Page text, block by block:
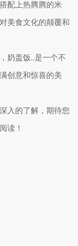
配上热腾腾的米
美食文化的颠覆和
奶盖饭..是一个不
创意和惊喜的美
入的了解，期待您
读！